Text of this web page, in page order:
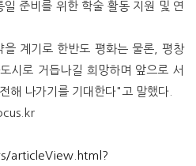
준비를 위한 학술 활동 지원 및 연
계기로 한반도 평화는 물론, 평창
시로 거듭나길 희망하며 앞으로 서
해 나가기를 기대한다"고 말했다.
articleView.html?